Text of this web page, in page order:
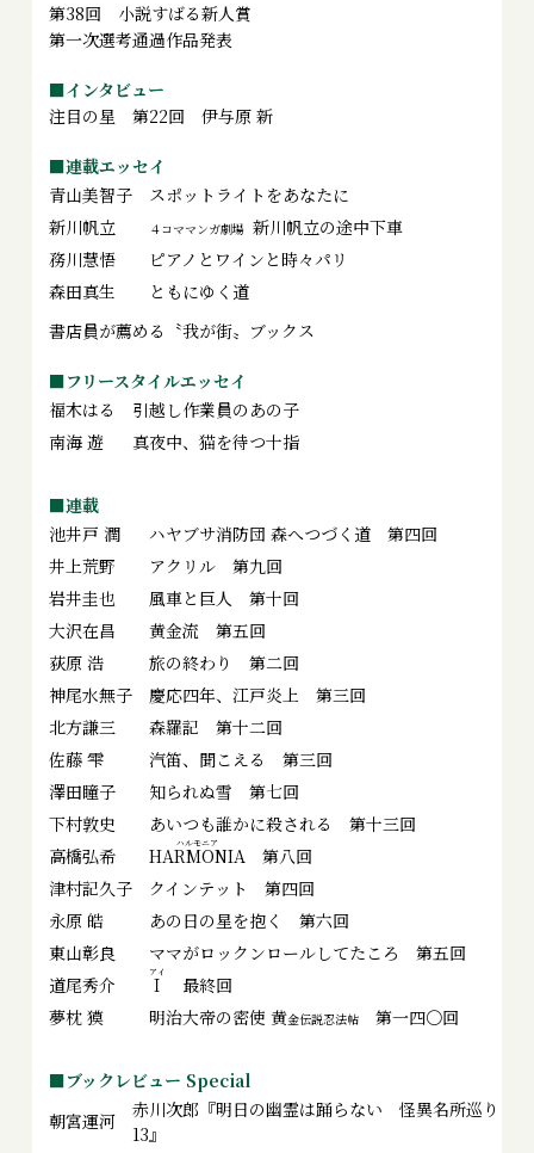
第38回 小説すばる新人賞
第一次選考通過作品発表
■インタビュー
注目の星 第22回 伊与原 新
■連載エッセイ
青山美智子
スポットライトをあなたに
新川帆立
４コママンガ劇場新川帆立の途中下車
務川慧悟
ピアノとワインと時々パリ
森田真生
ともにゆく道
書店員が薦める〝我が街〟ブックス
■フリースタイルエッセイ
福木はる
引越し作業員のあの子
南海 遊
真夜中、猫を待つ十指
■連載
池井戸 潤
ハヤブサ消防団 森へつづく道 第四回
井上荒野
アクリル 第九回
岩井圭也
風車と巨人 第十回
大沢在昌
黄金流 第五回
荻原 浩
旅の終わり 第二回
神尾水無子
慶応四年、江戸炎上 第三回
北方謙三
森羅記 第十二回
佐藤 雫
汽笛、聞こえる 第三回
澤田瞳子
知られぬ雪 第七回
下村敦史
あいつも誰かに殺される 第十三回
高橋弘希
HARMONIA第八回
津村記久子
クインテット 第四回
永原 皓
あの日の星を抱く 第六回
東山彰良
ママがロックンロールしてたころ 第五回
道尾秀介
Ｉ
最終回
夢枕 獏
明治大帝の密使 黄金伝説忍法帖第一四〇回
■ブックレビュー Special
朝宮運河
赤川次郎『明日の幽霊は踊らない 怪異名所巡り
13』